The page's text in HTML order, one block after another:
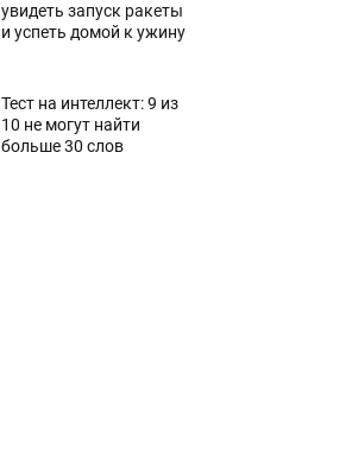
увидеть запуск ракеты
и успеть домой к ужину
Тест на интеллект: 9 из
10 не могут найти
больше 30 слов